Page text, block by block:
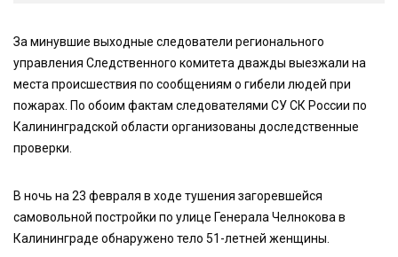
За минувшие выходные следователи регионального
управления Следственного комитета дважды выезжали на
места происшествия по сообщениям о гибели людей при
пожарах. По обоим фактам следователями СУ СК России по
Калининградской области организованы доследственные
проверки.
В ночь на 23 февраля в ходе тушения загоревшейся
самовольной постройки по улице Генерала Челнокова в
Калининграде обнаружено тело 51-летней женщины.